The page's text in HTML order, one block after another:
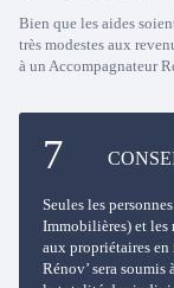
Bien que les aides
très modestes aux
à un Accompagnateur
Seules les
Immobilières) et
aux propriétaires
Rénov’ sera